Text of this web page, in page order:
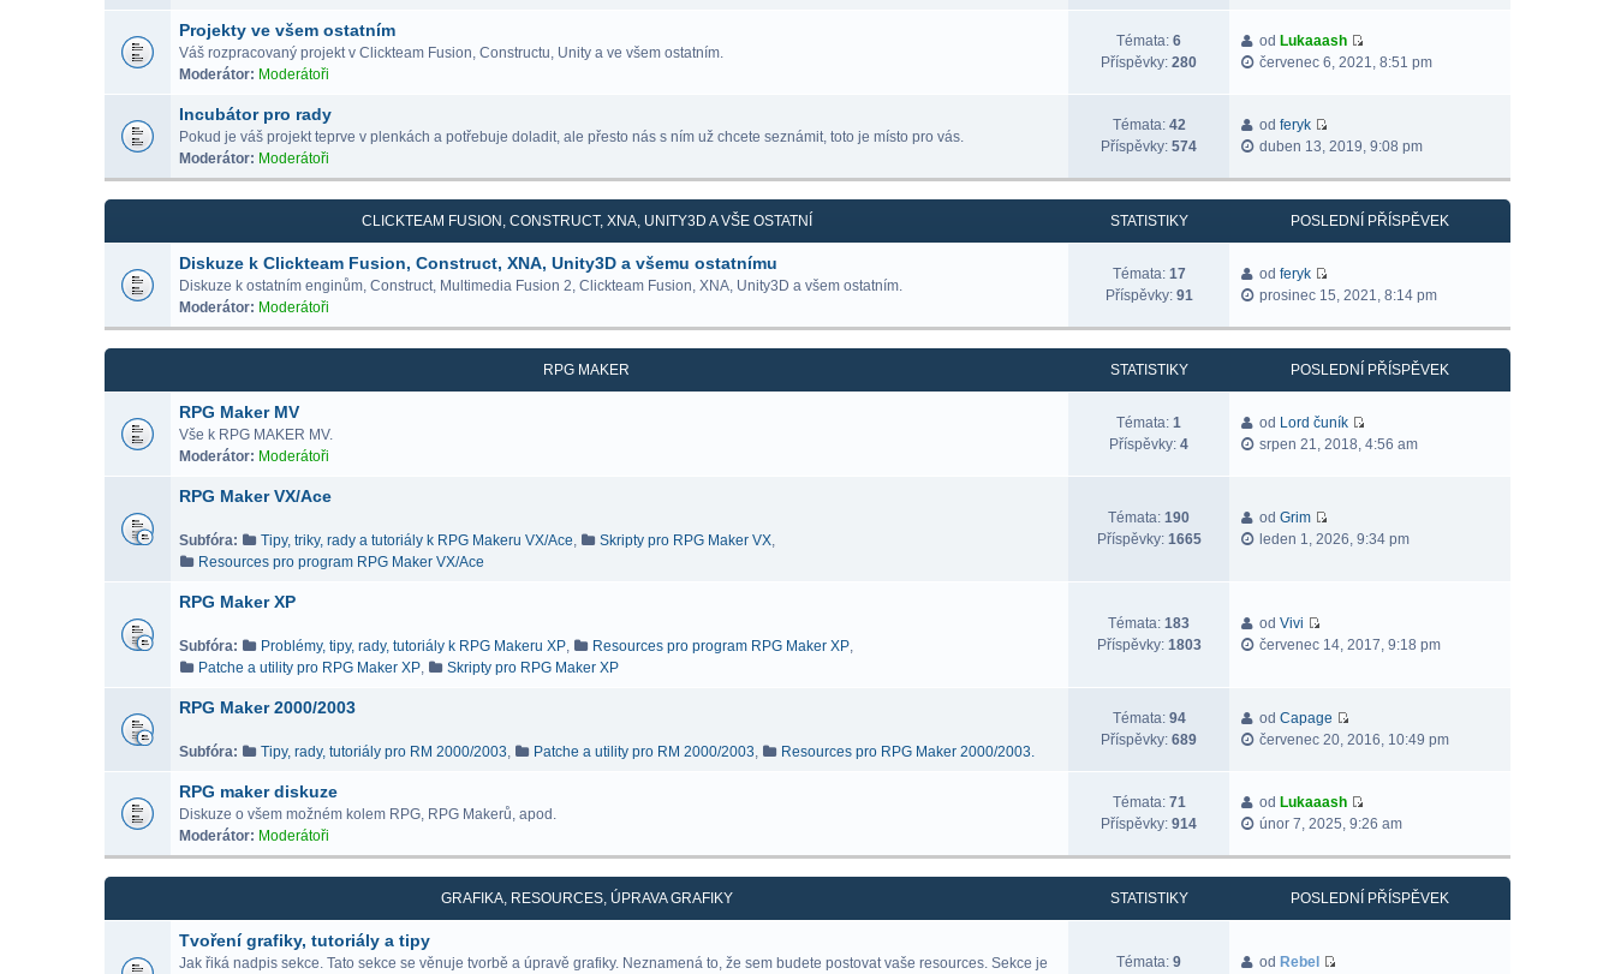
Projekty ve všem ostatním
Váš rozpracovaný projekt v Clickteam Fusion, Constructu, Unity a ve všem ostatním.
Moderátor: Moderátoři
Témata: 6
Příspěvky: 280
od Lukaaash
červenec 6, 2021, 8:51 pm
Incubátor pro rady
Pokud je váš projekt teprve v plenkách a potřebuje doladit, ale přesto nás s ním už chcete seznámit, toto je místo pro vás.
Moderátor: Moderátoři
Témata: 42
Příspěvky: 574
odferyk
duben 13, 2019, 9:08 pm
CLICKTEAM FUSION, CONSTRUCT, XNA, UNITY3D A VŠE OSTATNÍ STATISTIKY POSLEDNÍ PŘÍSPĚVEK
Diskuze k Clickteam Fusion, Construct, XNA, Unity3D a všemu ostatnímu
Diskuze k ostatním enginům, Construct, Multimedia Fusion 2, Clickteam Fusion, XNA, Unity3D a všem ostatním.
Moderátor: Moderátoři
Témata: 17
Příspěvky: 91
odferyk
prosinec 15, 2021, 8:14 pm
RPG MAKER STATISTIKY POSLEDNÍ PŘÍSPĚVEK
RPG Maker MV
Vše k RPG MAKER MV.
Moderátor: Moderátoři
Témata: 1
Příspěvky: 4
od Lord čuník
srpen 21, 2018, 4:56 am
RPG Maker VX/Ace
Subfóra: Tipy, triky, rady a tutoriály k RPG Makeru VX/Ace, Skripty pro RPG Maker VX,
Resources pro program RPG Maker VX/Ace
Témata: 190
Příspěvky: 1665
odGrim
leden 1, 2026, 9:34 pm
RPG Maker XP
Subfóra: Problémy, tipy, rady, tutoriály k RPG Makeru XP, Resources pro program RPG Maker XP,
Patche a utility pro RPG Maker XP, Skripty pro RPG Maker XP
Témata: 183
Příspěvky: 1803
odVivi
červenec 14, 2017, 9:18 pm
RPG Maker 2000/2003
Subfóra: Tipy, rady, tutoriály pro RM 2000/2003, Patche a utility pro RM 2000/2003, Resources pro RPG Maker 2000/2003.
Témata: 94
Příspěvky: 689
odCapage
červenec 20, 2016, 10:49 pm
RPG maker diskuze
Diskuze o všem možném kolem RPG, RPG Makerů, apod.
Moderátor: Moderátoři
Témata: 71
Příspěvky: 914
od Lukaaash
únor 7, 2025, 9:26 am
GRAFIKA, RESOURCES, ÚPRAVA GRAFIKY STATISTIKY POSLEDNÍ PŘÍSPĚVEK
Tvoření grafiky, tutoriály a tipy
Jak řiká nadpis sekce. Tato sekce se věnuje tvorbě a úpravě grafiky. Neznamená to, že sem budete postovat vaše resources. Sekce je
Témata: 9
od Rebel